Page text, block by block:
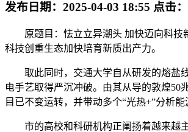
发布日期： 2025-04-03 18:55 点击：
原题目：怯立立异潮头 加快迈向科
科技创重生态加快培育新质出产力。
取此同时，交通大学自从研发的熔盐
电手艺取得严沉冲破。由其从导的敦煌50
目已不变运转，并带动多个“光热+”分析能
市的高校和科研机构正阐扬着越来越